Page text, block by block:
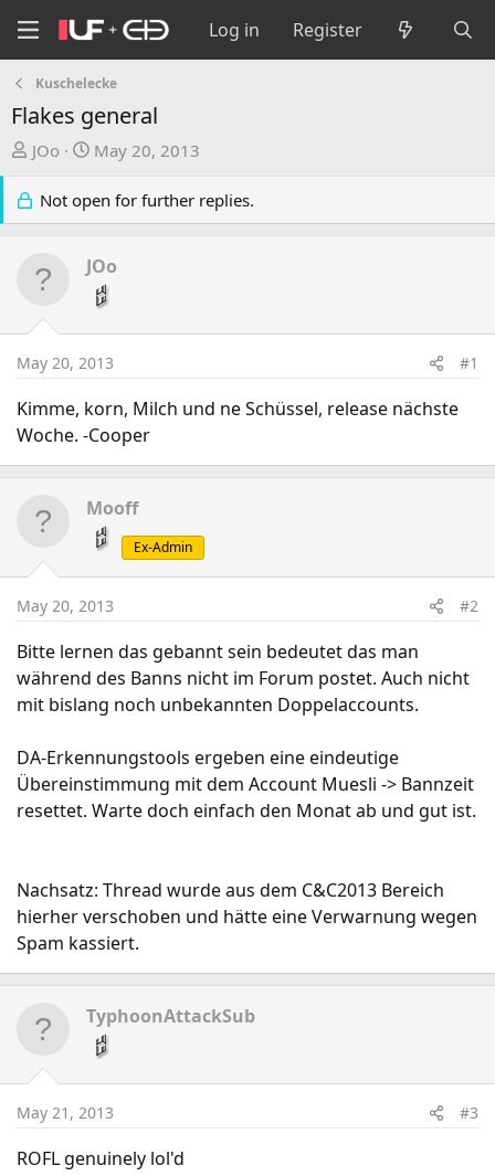
Log in Register
Kuschelecke
Flakes general
T
r
e
d
r
e
r
JOo
S
a
r
d
a
May 20, 2013
Not open for further replies.
JOo
May 20, 2013 #1
Kimme, korn, Milch und ne Schüssel, release nächste
Woche. -Cooper
Mooff
Ex-Admin
May 20, 2013 #2
Bitte lernen das gebannt sein bedeutet das man
während des Banns nicht im Forum postet. Auch nicht
mit bislang noch unbekannten Doppelaccounts.
DA-Erkennungstools ergeben eine eindeutige
Übereinstimmung mit dem Account Muesli -> Bannzeit
resettet. Warte doch einfach den Monat ab und gut ist.
Nachsatz: Thread wurde aus dem C&C2013 Bereich
hierher verschoben und hätte eine Verwarnung wegen
Spam kassiert.
TyphoonAttackSub
May 21, 2013 #3
ROFL genuinely lol'd